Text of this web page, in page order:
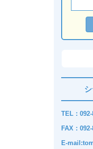
TEL：092-
FAX：
E-